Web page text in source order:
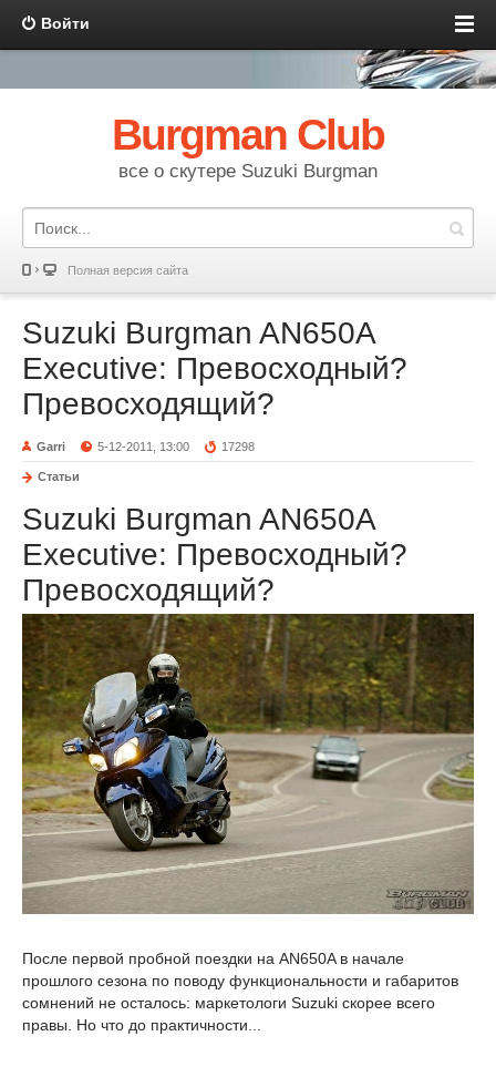
Войти
Burgman Club
все о скутере Suzuki Burgman
Полная версия сайта
Suzuki Burgman AN650A
Executive: Превосходный?
Превосходящий?
Garri 5-12-2011, 13:00 17298
Статьи
Suzuki Burgman AN650A
Executive: Превосходный?
Превосходящий?
После первой пробной поездки на AN650A в начале
прошлого сезона по поводу функциональности и габаритов
сомнений не осталось: маркетологи Suzuki скорее всего
правы. Но что до практичности...